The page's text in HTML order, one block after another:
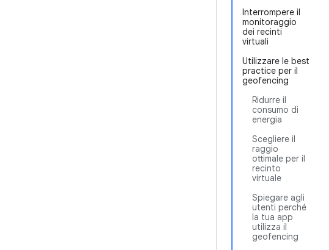
Interrompere il
monitoraggio
dei recinti
virtuali
Utilizzare le best
practice per il
geofencing
Ridurre il
consumo di
energia
Scegliere il
raggio
ottimale per il
recinto
virtuale
Spiegare agli
utenti perché
la tua app
utilizza il
geofencing